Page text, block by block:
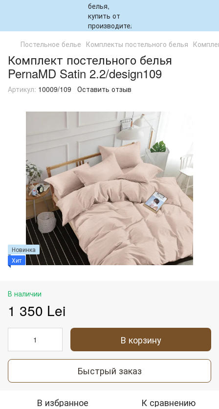
Постельное белье Комплекты постельного белья
Комплект постельного белья
PernaMD Satin 2.2/design109
Артикул: 10009/109 Оставить отзыв
Новинка
Хит
В наличии
1 350 Lei
В корзину
Быстрый заказ
В избранное К сравнению